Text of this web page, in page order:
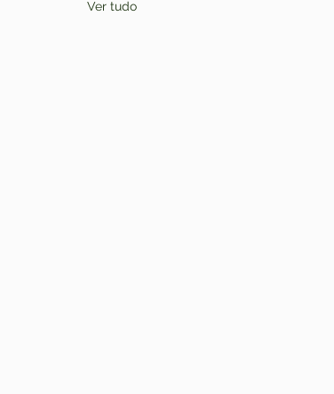
Ver tudo